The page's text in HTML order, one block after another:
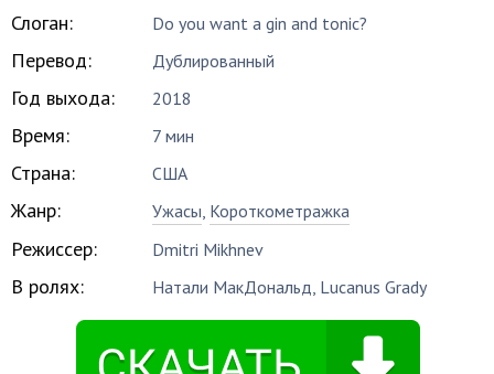
Слоган: Do you want a gin and tonic?
Перевод: Дублированный
Год выхода: 2018
Время: 7 мин
Страна: США
Жанр: Ужасы, Короткометражка
Режиссер: Dmitri Mikhnev
В ролях: Натали МакДональд, Lucanus Grady